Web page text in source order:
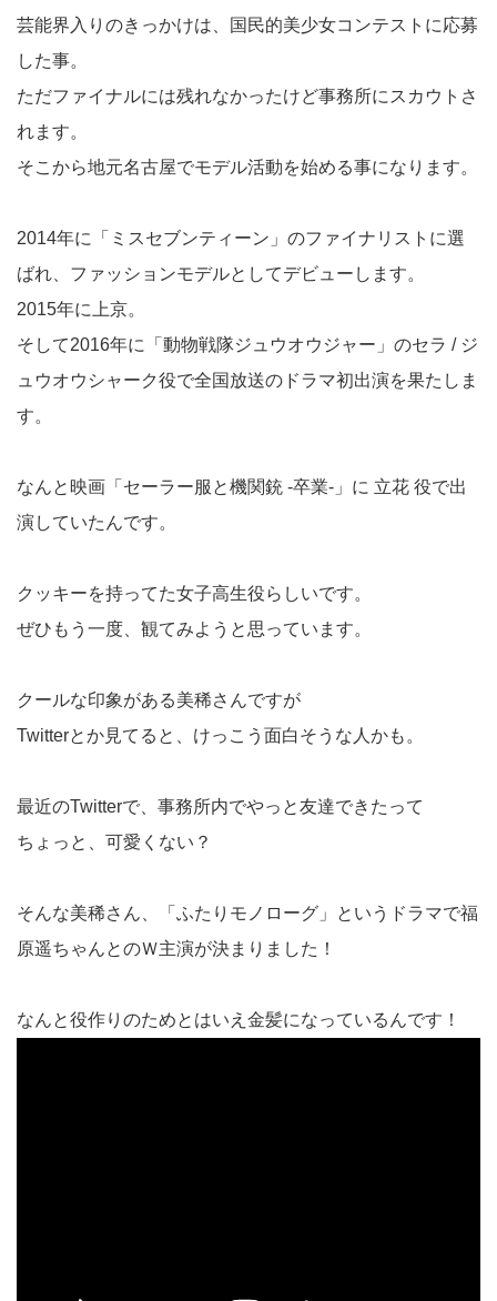
芸能界入りのきっかけは、国民的美少女コンテストに応募
した事。
ただファイナルには残れなかったけど事務所にスカウトさ
れます。
そこから地元名古屋でモデル活動を始める事になります。
2014年に「ミスセブンティーン」のファイナリストに選
ばれ、ファッションモデルとしてデビューします。
2015年に上京。
そして2016年に「動物戦隊ジュウオウジャー」のセラ / ジ
ュウオウシャーク役で全国放送のドラマ初出演を果たしま
す。
なんと映画「セーラー服と機関銃 -卒業-」に 立花 役で出
演していたんです。
クッキーを持ってた女子高生役らしいです。
ぜひもう一度、観てみようと思っています。
クールな印象がある美稀さんですが
Twitterとか見てると、けっこう面白そうな人かも。
最近のTwitterで、事務所内でやっと友達できたって
ちょっと、可愛くない？
そんな美稀さん、「ふたりモノローグ」というドラマで福
原遥ちゃんとのＷ主演が決まりました！
なんと役作りのためとはいえ金髪になっているんです！